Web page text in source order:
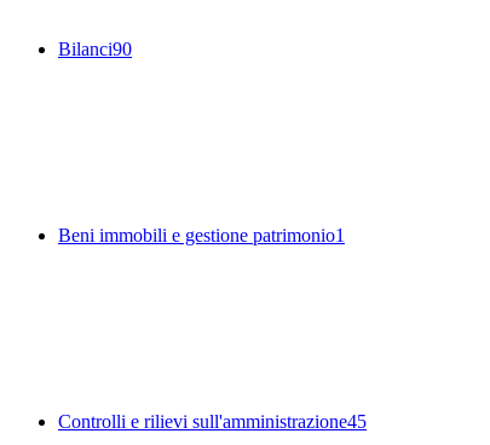
Bilanci90
Beni immobili e gestione patrimonio1
Controlli e rilievi sull'amministrazione45